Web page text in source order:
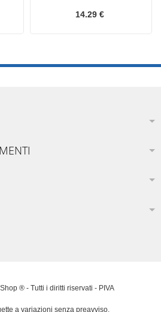
14.29 €
® - Tutti i diritti riservati - PIVA
a variazioni senza preavviso.